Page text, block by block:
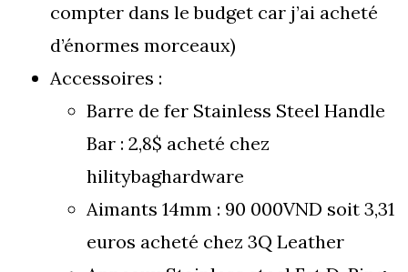
compter dans le budget car j’ai acheté
d’énormes morceaux)
Accessoires :
Barre de fer Stainless Steel Handle
Bar : 2,8$ acheté chez
hilitybaghardware
Aimants 14mm : 90 000VND soit 3,31
euros acheté chez 3Q Leather